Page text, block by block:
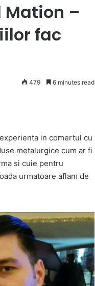
Mation –
fac
479 6 minutes read
in comertul cu
metalurgice cum ar fi
si cuie pentru
urmatoare aflam de